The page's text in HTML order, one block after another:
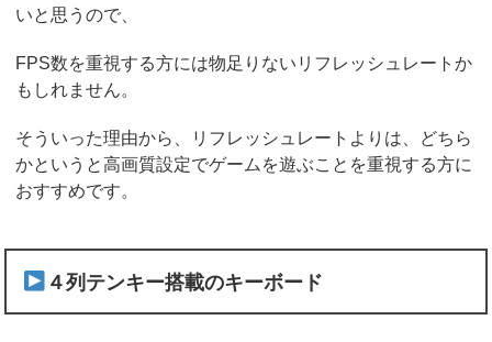
いと思うので、
FPS数を重視する方には物足りないリフレッシュレートか
もしれません。
そういった理由から、リフレッシュレートよりは、どちら
かというと高画質設定でゲームを遊ぶことを重視する方に
おすすめです。
４列テンキー搭載のキーボード